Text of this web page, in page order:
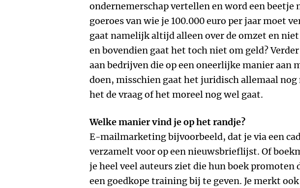
ondernemerschap vertellen en word een beetje
goeroes van wie je 100.000 euro per jaar moet
gaat namelijk altijd alleen over de omzet en
en bovendien gaat het toch niet om geld?
aan bedrijven die op een oneerlijke manier aan
doen, misschien gaat het juridisch allemaal nog
het de vraag of het moreel nog wel gaat.
Welke manier vind je op het randje?
E-mailmarketing bijvoorbeeld, dat je via een
verzamelt voor op een nieuwsbrieflijst. Of
je heel veel auteurs ziet die hun boek promoten
een goedkope training bij te geven. Je merkt